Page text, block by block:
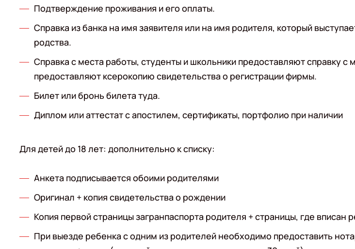
Подтверждение проживания и его оплаты.
Справка из банка на имя заявителя или на имя родителя, который
родства.
Справка с места работы, студенты и школьники предоставляют справку
предоставляют ксерокопию свидетельства о регистрации фирмы.
Билет или бронь билета туда.
Диплом или аттестат с апостилем, сертификаты, портфолио при наличии
Для детей до 18 лет: дополнительно к списку:
Анкета подписывается обоими родителями
Оригинал + копия свидетельства о рождении
Копия первой страницы загранпаспорта родителя + страницы, где вписан
При выезде ребенка с одним из родителей необходимо предоставить